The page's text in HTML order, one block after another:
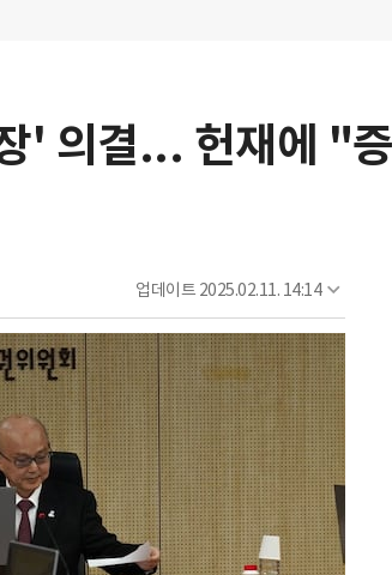
' 의결... 헌재에 "
업데이트 2025.02.11. 14:14